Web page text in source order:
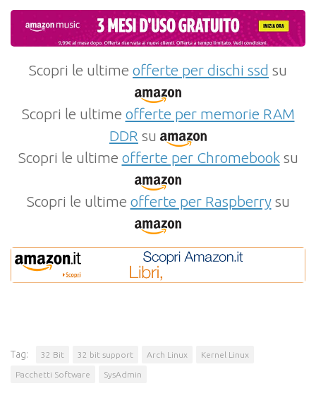
Scopri le ultime offerte per dischi ssd su
Scopri le ultime offerte per memorie RAM
DDR su
Scopri le ultime offerte per Chromebooksu
Scopri le ultime offerte per Raspberrysu
Tag: 32 Bit 32 bit support Arch Linux Kernel Linux
Pacchetti Software SysAdmin